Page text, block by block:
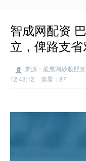
智成网配资
立，俾路支
来源：股票网炒股配
12:43:12
查看：87